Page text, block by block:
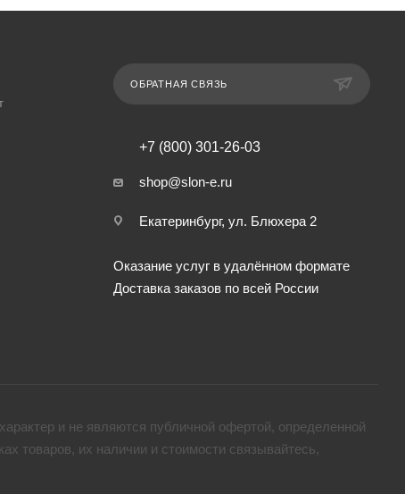
ОБРАТНАЯ СВЯЗЬ
+7 (800) 301-26-03
shop@slon-e.ru
Екатеринбург, ул. Блюхера 2
Оказание услуг в удалённом формате
Доставка заказов по всей России
и не являются публичной офертой, определенной
товaров, их наличии и стоимости связывайтесь,